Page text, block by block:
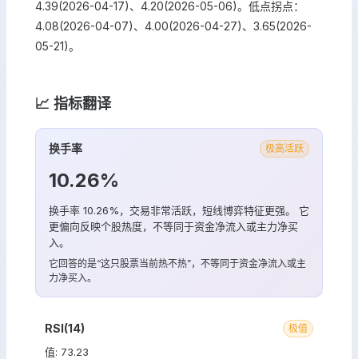
4.39(2026-04-17)、4.20(2026-05-06)。低点拐点：
4.08(2026-04-07)、4.00(2026-04-27)、3.65(2026-
05-21)。
📈 指标翻译
换手率 极高活跃
10.26%
换手率 10.26%，交易非常活跃，短线博弈特征更强。 它
更偏向反映个股热度，不等同于资金净流入或主力净买
入。
它回答的是“这只股票当前热不热”，不等同于资金净流入或主
力净买入。
RSI(14) 极值
值: 73.23